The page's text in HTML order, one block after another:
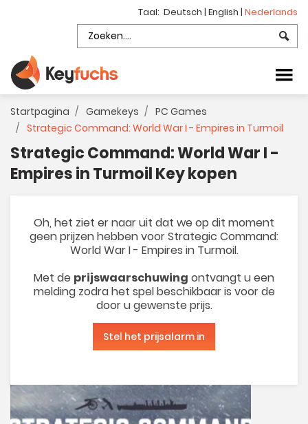
Taal: Deutsch | English | Nederlands
Startpagina Gamekeys
PC Games
Strategic Command: World War I - Empires in Turmoil
Strategic Command: World War I -
Empires in Turmoil Key kopen
Oh, het ziet er naar uit dat we op dit moment
geen prijzen hebben voor Strategic Command:
World War I - Empires in Turmoil.
Met de prijswaarschuwing ontvangt u een
melding zodra het spel beschikbaar is voor de
door u gewenste prijs.
Stel het prijsalarm in